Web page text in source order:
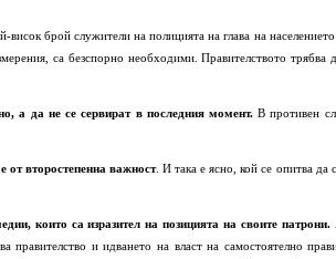
висок брой служители на полицията на глава на
са безспорно необходими. Правителството трябва
а да не се сервират в последния момент.В противен
от второстепенна важност. И така е ясно, кой се опитва да
които са изразител на позицията на своите патрони.
правителство и идването на власт на самостоятелно